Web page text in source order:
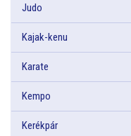
Judo
Kajak-kenu
Karate
Kempo
Kerékpár